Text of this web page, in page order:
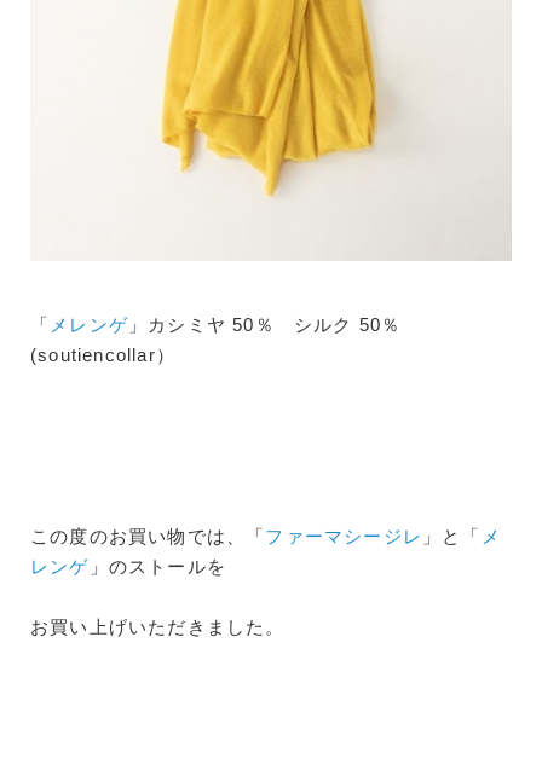
「 メレンゲ 」カシミヤ 50％ シルク 50％
(soutiencollar）
この度のお買い物では、「ファーマシージレ 」と「 メ
レンゲ 」のストールを
お買い上げいただきました。